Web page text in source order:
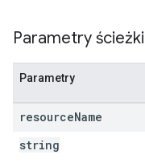
Parametry ścieżki
Parametry
resourceName
string